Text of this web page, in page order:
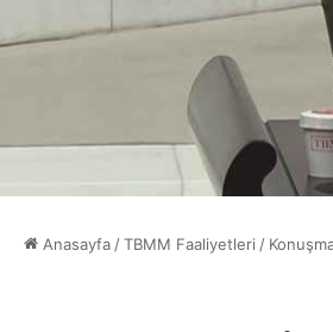
Anasayfa / TBMM Faaliyetleri /